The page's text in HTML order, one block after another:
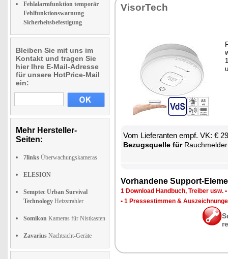
Fehlalarmfunktion temporär
Fehlfunktionswarnung
Sicherheitsbefestigung
Bleiben Sie mit uns im
Kontakt und tragen Sie
hier Ihre E-Mail-Adresse
für unsere HotPrice-Mail
ein:
Mehr Hersteller-
Seiten:
7links Überwachungskameras
ELESION
Semptec Urban Survival
Technology Heizstrahler
Somikon Kameras für Nistkasten
Zavarius Nachtsicht-Geräte
Vi­sor­Tech
Vom Lie­fe­ran­ten empf. VK: €
Be­zugs­quel­le fürRauch­mel­der mit
Vor­han­de­ne Sup­port-
1 Down­load Hand­buch, Trei­ber usw. •
• 1 Pres­se­stim­men &